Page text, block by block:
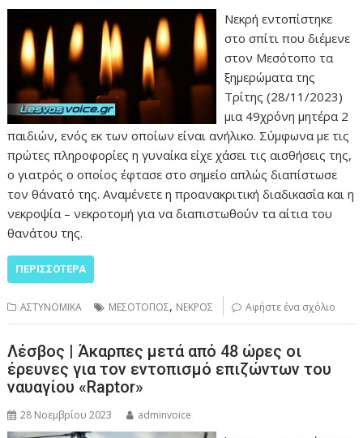
Νεκρή εντοπίστηκε
στο σπίτι που διέμενε
στον Μεσότοπο τα
ξημερώματα της
Τρίτης (28/11/2023)
μια 49χρόνη μητέρα 2
παιδιών, ενός εκ των οποίων είναι ανήλικο. Σύμφωνα με τις
πρώτες πληροφορίες η γυναίκα είχε χάσει τις αισθήσεις της,
ο γιατρός ο οποίος έφτασε στο σημείο απλώς διαπίστωσε
τον θάνατό της. Αναμένετε η προανακριτική διαδικασία και η
νεκροψία – νεκροτομή για να διαπιστωθούν τα αίτια του
θανάτου της.
ΠΕΡΙΣΣΌΤΕΡΑ
ΑΣΤΥΝΟΜΙΚΑ ΜΕΣΟΤΟΠΟΣ, ΝΕΚΡΟΣ Αφήστε ένα σχόλιο
Λέσβος | Άκαρπες μετά από 48 ώρες οι
έρευνες για τον εντοπισμό επιζώντων του
ναυαγίου «Raptor»
28 Νοεμβρίου 2023 adminvoice